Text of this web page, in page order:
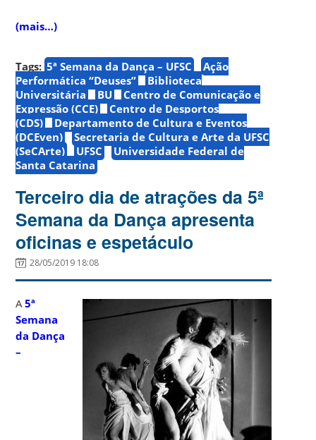
(mais…)
Tags: 5ª Semana da Dança – UFSC
Ação
Performática “Deuses”
Biblioteca
Universitária
BU
Centro de Comunicação e
Expressão (CCE)
Centro de Desportos
(CDS)
Departamento de Cultura e Eventos
(DCEven)
Secretaria de Cultura e Arte da UFSC
(SeCArte)
UFSC
Universidade Federal de
Santa Catarina
Terceiro dia de atrações da 5ª
Semana da Dança apresenta
oficinas e espetáculo
28/05/2019 18:08
A5ª
Semana
da Dança
–